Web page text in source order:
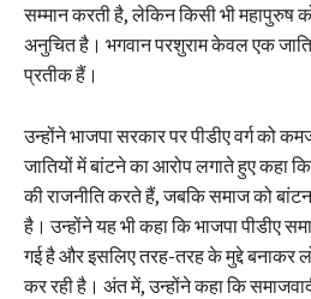
सम्मान करती है, लेकिन किसी भी महापुरुष
अनुचित है। भगवान परशुराम केवल एक
प्रतीक हैं।
उन्होंने भाजपा सरकार पर पीडीए वर्ग को
जातियों में बांटने का आरोप लगाते हुए कहा कि
की राजनीति करते हैं, जबकि समाज को
है। उन्होंने यह भी कहा कि भाजपा पीडीए
गई है और इसलिए तरह-तरह के मुद्दे बनाकर
कर रही है। अंत में, उन्होंने कहा कि समाजवादी